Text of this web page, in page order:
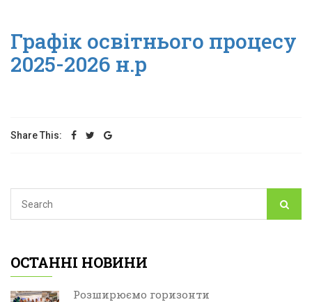
Графік освітнього процесу
2025-2026 н.р
Share This:
ОСТАННІ НОВИНИ
Розширюємо горизонти